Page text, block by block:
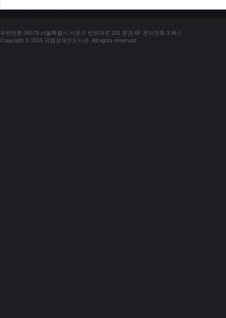
우편번호 06579 서울특별시 서초구 반포대로 201 본관 6F 문의전화 3 팩스
Copyright © 2015 국립장애인도서관. All rights reserved.